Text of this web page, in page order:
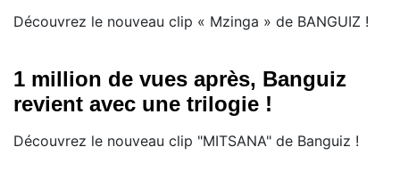
Découvrez le nouveau clip « Mzinga » de BANGUIZ !
1 million de vues après, Banguiz
revient avec une trilogie !
Découvrez le nouveau clip "MITSANA" de Banguiz !